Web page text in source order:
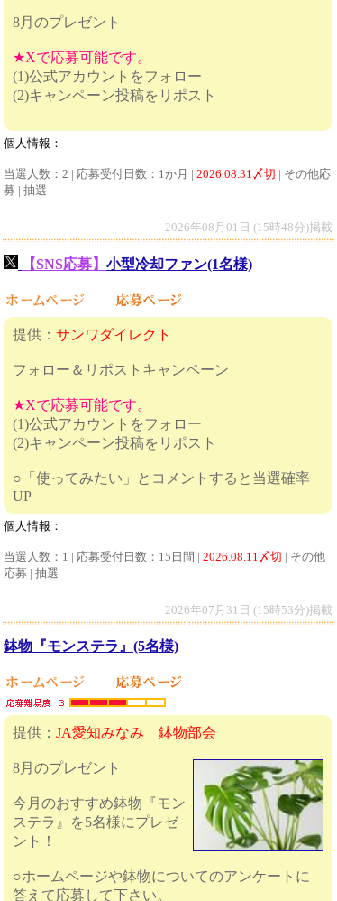
8月のプレゼント
★Xで応募可能です。
(1)公式アカウントをフォロー
(2)キャンペーン投稿をリポスト
個人情報：
当選人数：2 | 応募受付日数：1か月 | 2026.08.31〆切 | その他応
募 | 抽選
2026年08月01日 (15時48分)掲載
【SNS応募】 小型冷却ファン(1名様)
提供： サンワダイレクト
フォロー＆リポストキャンペーン
★Xで応募可能です。
(1)公式アカウントをフォロー
(2)キャンペーン投稿をリポスト
○「使ってみたい」とコメントすると当選確率
UP
個人情報：
当選人数：1 | 応募受付日数：15日間 | 2026.08.11〆切 | その他
応募 | 抽選
2026年07月31日 (15時53分)掲載
鉢物『モンステラ』(5名様)
提供： JA愛知みなみ 鉢物部会
8月のプレゼント
今月のおすすめ鉢物『モン
ステラ』を5名様にプレゼ
ント！
○ホームページや鉢物についてのアンケートに
答えて応募して下さい。